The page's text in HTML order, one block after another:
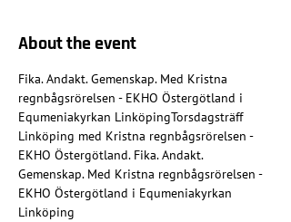
About the event
Fika. Andakt. Gemenskap. Med Kristna
regnbågsrörelsen - EKHO Östergötland i
Equmeniakyrkan LinköpingTorsdagsträff
Linköping med Kristna regnbågsrörelsen -
EKHO Östergötland. Fika. Andakt.
Gemenskap. Med Kristna regnbågsrörelsen -
EKHO Östergötland i Equmeniakyrkan
Linköping